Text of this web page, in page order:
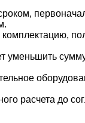
уменьшить
расчета до